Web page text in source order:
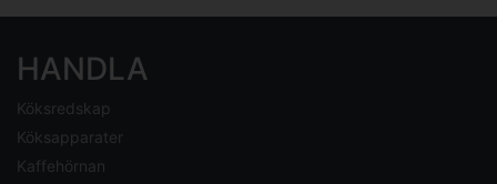
HANDLA
Köksredskap
Köksapparater
Kaffehörnan